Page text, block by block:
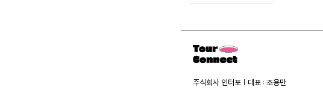
주식회사 인터포 | 대표 : 조용만